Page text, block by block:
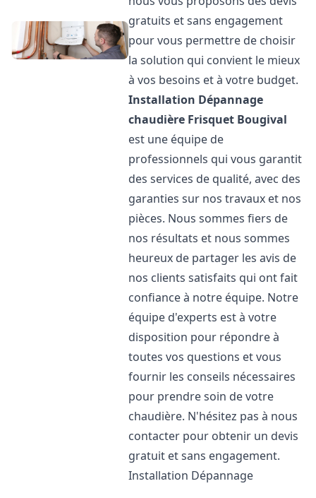
gratuits et sans engagement
pour vous permettre de choisir
la solution qui convient le mieux
à vos besoins et à votre budget.
Installation Dépannage
chaudière Frisquet Bougival
est une équipe de
professionnels qui vous garantit
des services de qualité, avec des
garanties sur nos travaux et nos
pièces. Nous sommes fiers de
nos résultats et nous sommes
heureux de partager les avis de
nos clients satisfaits qui ont fait
confiance à notre équipe. Notre
équipe d'experts est à votre
disposition pour répondre à
toutes vos questions et vous
fournir les conseils nécessaires
pour prendre soin de votre
chaudière. N'hésitez pas à nous
contacter pour obtenir un devis
gratuit et sans engagement.
Installation Dépannage